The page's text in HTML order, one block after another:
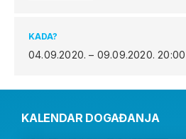
KADA?
04.09.2020. – 09.09.2020. 20:00
KALENDAR DOGAĐANJA